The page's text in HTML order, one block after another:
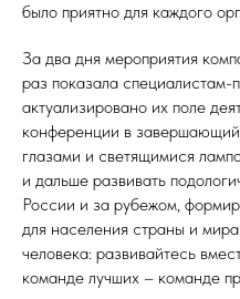
было приятно для каждого
За два дня мероприятия
раз показала
актуализировано их поле
конференции в
глазами и светящимися
и дальше развивать
России и за рубежом,
для населения страны и
человека: развивайтесь
команде лучших – команде